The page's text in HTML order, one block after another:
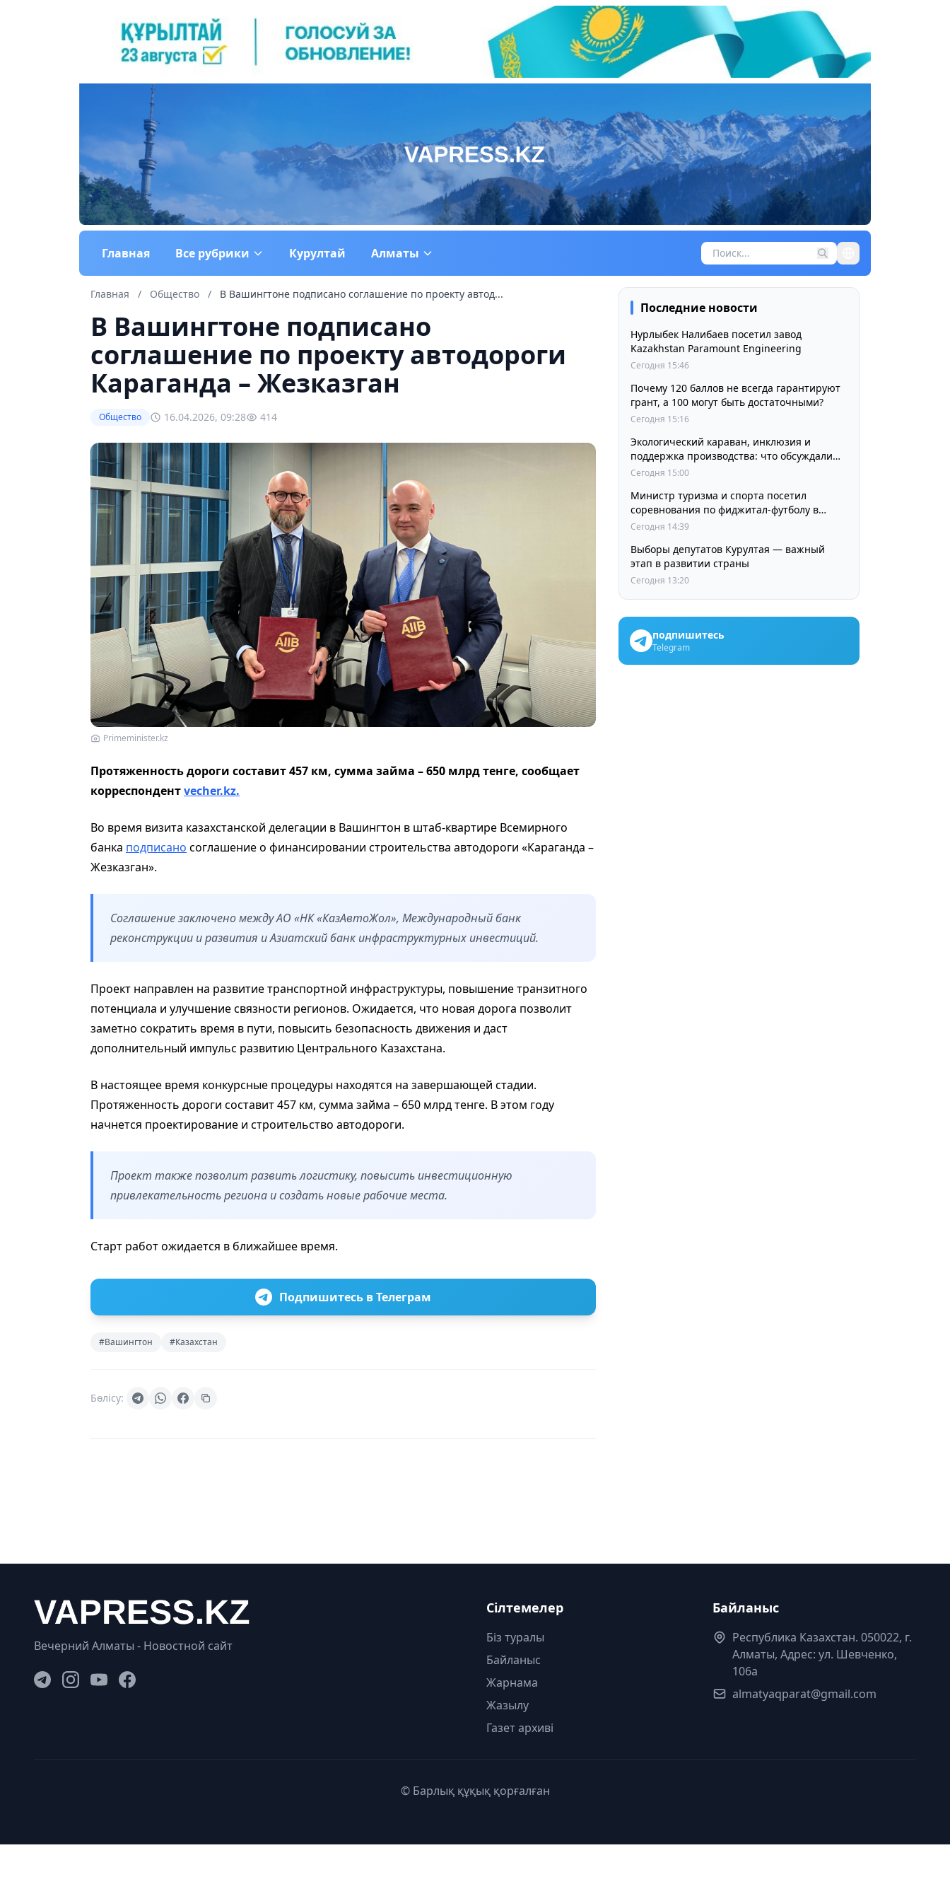
Главная Все рубрики Курултай Алматы
Главная / Общество / В Вашингтоне подписано соглашение по проекту автод...
В Вашингтоне подписано
соглашение по проекту автодороги
Караганда – Жезказган
Общество 16.04.2026, 09:28 414
Primeminister.kz
Протяженность дороги составит 457 км, сумма займа – 650 млрд тенге, сообщает
корреспондентvecher.kz.
Во время визита казахстанской делегации в Вашингтон в штаб-квартире Всемирного
банка подписано соглашение о финансировании строительства автодороги «Караганда –
Жезказган».
Соглашение заключено между АО «НК «КазАвтоЖол», Международный банк
реконструкции и развития и Азиатский банк инфраструктурных инвестиций.
Проект направлен на развитие транспортной инфраструктуры, повышение транзитного
потенциала и улучшение связности регионов. Ожидается, что новая дорога позволит
заметно сократить время в пути, повысить безопасность движения и даст
дополнительный импульс развитию Центрального Казахстана.
В настоящее время конкурсные процедуры находятся на завершающей стадии.
Протяженность дороги составит 457 км, сумма займа – 650 млрд тенге. В этом году
начнется проектирование и строительство автодороги.
Проект также позволит развить логистику, повысить инвестиционную
привлекательность региона и создать новые рабочие места.
Старт работ ожидается в ближайшее время.
Подпишитесь в Телеграм
#Вашингтон #Казахстан
Бөлісу:
Последние новости
Нурлыбек Налибаев посетил завод
Kazakhstan Paramount Engineering
Сегодня 15:46
Почему 120 баллов не всегда гарантируют
грант, а 100 могут быть достаточными?
Сегодня 15:16
Экологический караван, инклюзия и
поддержка производства: что обсуждали
партии в регионах
Сегодня 15:00
Министр туризма и спорта посетил
соревнования по фиджитал-футболу в
рамках «Игр Будущего 2026»
Сегодня 14:39
Выборы депутатов Курултая — важный
этап в развитии страны
Сегодня 13:20
подпишитесь
Telegram
Вечерний Алматы - Новостной сайт
Сілтемелер
Біз туралы
Байланыс
Жарнама
Жазылу
Газет архиві
Байланыс
Республика Казахстан. 050022, г.
Алматы, Адрес: ул. Шевченко,
106а
almatyaqparat@gmail.com
© Барлық құқық қорғалған